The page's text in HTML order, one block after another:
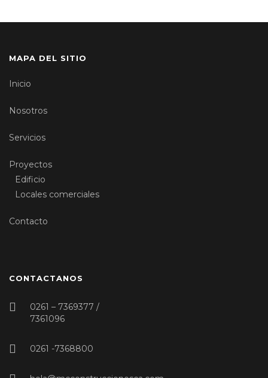
MAPA DEL SITIO
Inicio
Nosotros
Servicios
Proyectos
Edificio
Locales comerciales
Contacto
CONTACTANOS
0261 – 7369377 /
7361096
0261 -7368800